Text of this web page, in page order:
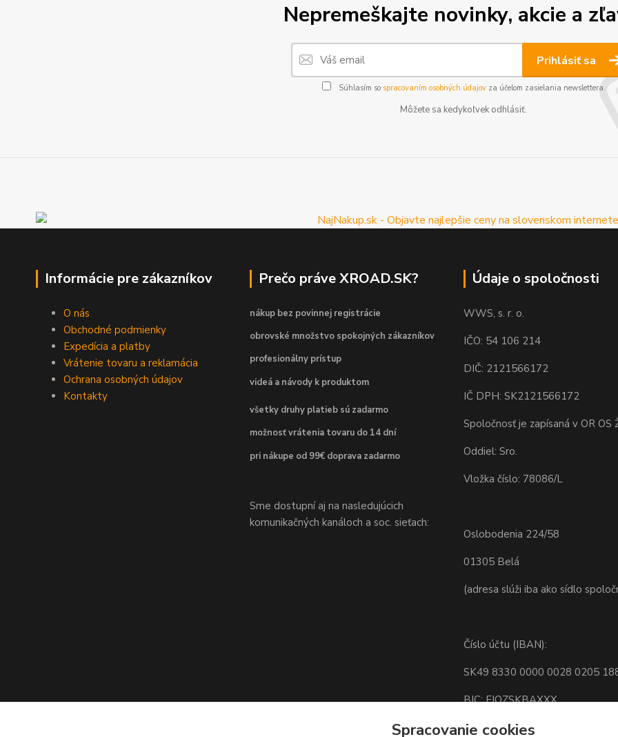
Nepremeškajte novinky, akcie a
Prihlásiť sa
Súhlasím so spracovaním osobných údajovza účelom zasielania newslettera.
Môžete sa kedykoľvek odhlásiť.
Informácie pre zákazníkov
O nás
Obchodné podmienky
Expedícia a platby
Vrátenie tovaru a reklamácia
Ochrana osobných údajov
Kontakty
Prečo práve XROAD.SK?
nákup bez povinnej registrácie
obrovské množstvo spokojných zákazníkov
profesionálny prístup
videá a návody k produktom
všetky druhy platieb sú zadarmo
možnosť vrátenia tovaru do 14 dní
pri nákupe od 99€ doprava zadarmo
Sme dostupní aj na nasledujúcich
komunikačných kanáloch a soc. sieťach:
Údaje o spoločnosti
WWS, s. r. o.
IČO: 54 106 214
DIČ: 2121566172
IČ DPH: SK2121566172
Spoločnosť je zapísaná v OR OS
Oddiel: Sro.
Vložka číslo: 78086/L
Oslobodenia 224/58
01305 Belá
(adresa slúži iba ako sídlo
Číslo účtu (IBAN):
SK49 8330 0000 0028 0205
BIC: FIOZSKBAXXX
Spracovanie cookies